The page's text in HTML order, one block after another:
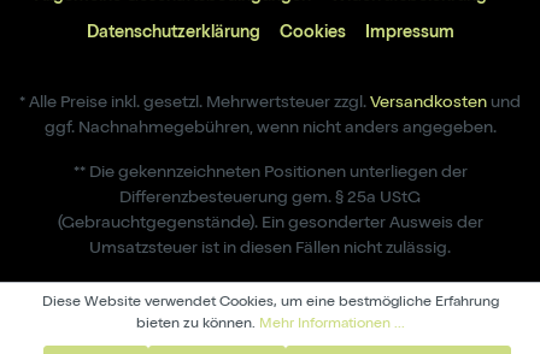
Datenschutzerklärung Cookies Impressum
* Alle Preise inkl. gesetzl. Mehrwertsteuer zzgl. Versandkosten und
ggf. Nachnahmegebühren, wenn nicht anders angegeben.
** Die gekennzeichneten Positionen unterliegen der
Differenzbesteuerung gem. § 25a UStG
(Gebrauchtgegenstände). Ein gesonderter Ausweis der
Umsatzsteuer ist in diesen Fällen nicht zulässig.
Diese Website verwendet Cookies, um eine bestmögliche Erfahrung
bieten zu können. Mehr Informationen ...